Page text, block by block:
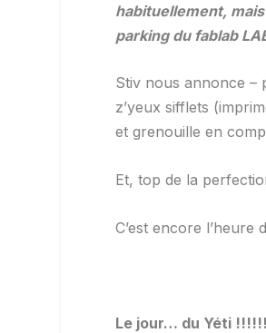
habituellement,
parking du fablab
Stiv nous annonce –
z’yeux sifflets
et grenouille en
Et, top de la
C’est encore l’heure
Le jour… du Yéti !!!!!!